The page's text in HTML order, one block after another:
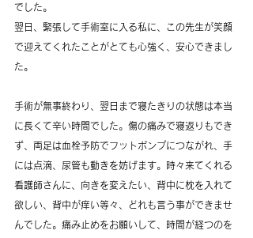
でした。
翌日、緊張して手術室に入る私に、この先生が笑顔
で迎えてくれたことがとても心強く、安心できまし
た。
手術が無事終わり、翌日まで寝たきりの状態は本当
に長くて辛い時間でした。傷の痛みで寝返りもでき
ず、両足は血栓予防でフットポンプにつながれ、手
には点滴、尿管も動きを妨げます。時々来てくれる
看護師さんに、向きを変えたい、背中に枕を入れて
欲しい、背中が痒い等々、どれも言う事ができませ
んでした。痛み止めをお願いして、時間が経つのを